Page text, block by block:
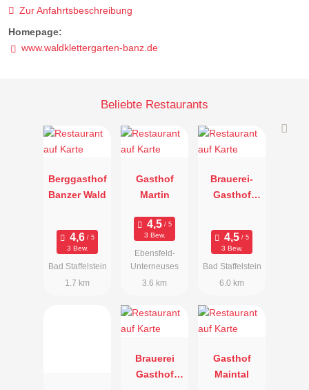
Zur Anfahrtsbeschreibung
Homepage:
www.waldklettergarten-banz.de
Beliebte Restaurants
Berggasthof
Banzer Wald
3 Bew.
Bad Staffelstein
1.7 km
Gasthof
Martin
3 Bew.
Ebensfeld-
Unterneuses
3.6 km
Brauerei-
Gasthof
3 Bew.
Bad Staffelstein
6.0 km
Brauerei
Gasthof
Gasthof
Maintal